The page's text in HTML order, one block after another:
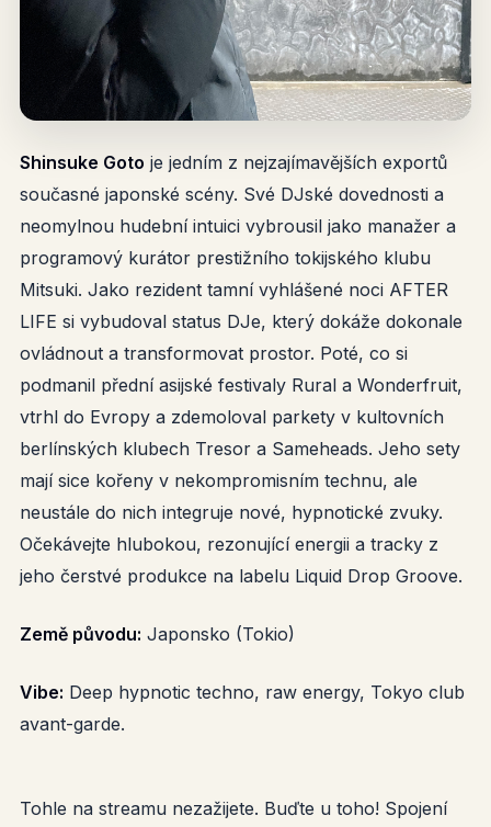
Shinsuke Goto je jedním z nejzajímavějších exportů
současné japonské scény. Své DJské dovednosti a
neomylnou hudební intuici vybrousil jako manažer a
programový kurátor prestižního tokijského klubu
Mitsuki. Jako rezident tamní vyhlášené noci AFTER
LIFE si vybudoval status DJe, který dokáže dokonale
ovládnout a transformovat prostor. Poté, co si
podmanil přední asijské festivaly Rural a Wonderfruit,
vtrhl do Evropy a zdemoloval parkety v kultovních
berlínských klubech Tresor a Sameheads. Jeho sety
mají sice kořeny v nekompromisním technu, ale
neustále do nich integruje nové, hypnotické zvuky.
Očekávejte hlubokou, rezonující energii a tracky z
jeho čerstvé produkce na labelu Liquid Drop Groove.
Země původu: Japonsko (Tokio)
Vibe: Deep hypnotic techno, raw energy, Tokyo club
avant-garde.
Tohle na streamu nezažijete. Buďte u toho! Spojení